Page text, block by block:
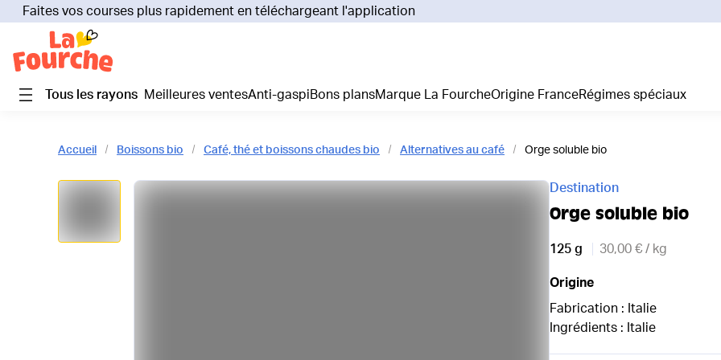
Faites vos courses plus rapidement en téléchargeant l'application
Je
Tous les rayons Meilleures ventes Anti-gaspi Bons plans Marque La Fourche Origine France Régimes spéciaux
Accueil Boissons bio Café, thé et boissons chaudes bio Alternatives au café Orge soluble bio
Destination
Orge soluble bio
125 g 30,00 € / kg
Origine
Fabrication : Italie
Ingrédients : Italie